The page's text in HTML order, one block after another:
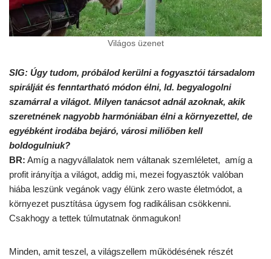
Világos üzenet
SIG: Úgy tudom, próbálod kerülni a fogyasztói társadalom
spirálját és fenntartható módon élni, ld. begyalogolni
szamárral a világot. Milyen tanácsot adnál azoknak, akik
szeretnének nagyobb harmóniában élni a környezettel, de
egyébként irodába bejáró, városi miliőben kell
boldogulniuk?
BR: Amíg a nagyvállalatok nem váltanak szemléletet, amíg a
profit irányítja a világot, addig mi, mezei fogyasztók valóban
hiába leszünk vegánok vagy élünk zero waste életmódot, a
környezet pusztítása úgysem fog radikálisan csökkenni.
Csakhogy a tettek túlmutatnak önmagukon!
Minden, amit teszel, a világszellem működésének részét